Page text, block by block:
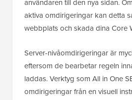
användaren till den nya sidan.
aktiva omdirigeringar kan detta
webbplats och skada dina Core
Server-nivåomdirigeringar är
eftersom de bearbetar regeln
laddas. Verktyg som All in One
omdirigeringar från en visuell